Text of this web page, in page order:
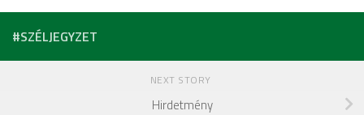
#SZÉLJEGYZET
NEXT STORY
Hirdetmény